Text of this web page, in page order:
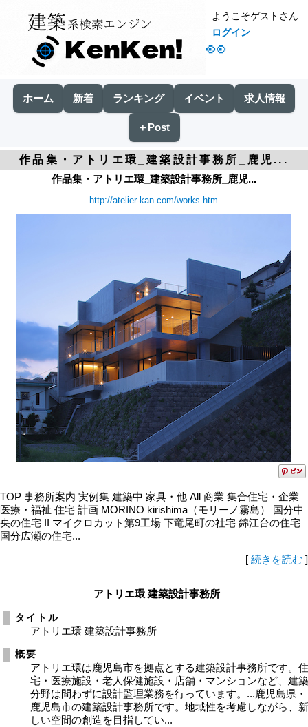
👀
ようこそゲストさん
ログイン
ホーム 新着 ランキング イベント 求人情報
＋Post
作品集・アトリエ環_建築設計事務所_鹿児...
作品集・アトリエ環_建築設計事務所_鹿児...
http://atelier-kan.com/works.htm
TOP 事務所案内 実例集 建築中 家具・他 All 商業 集合住宅・企業
医療・福祉 住宅 計画 MORINO kirishima（モリーノ霧島） 国分中
央の住宅 II マイクロカット第9工場 下竜尾町の社宅 錦江台の住宅
国分広瀬の住宅...
[ 続きを読む ]
アトリエ環 建築設計事務所
タイトル
アトリエ環 建築設計事務所
概要
アトリエ環は鹿児島市を拠点とする建築設計事務所です。
宅・医療施設・老人保健施設・店舗・マンションなど、建
分野は問わずに設計監理業務を行っています。...鹿児島県・
鹿児島市の建築設計事務所です。地域性を考慮しながら、
しい空間の創造を目指してい...